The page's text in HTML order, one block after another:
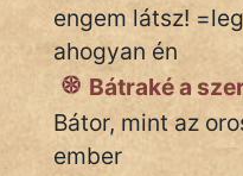
ÉLETMÓD
MAGYARSÁG
És
TÖRTÉNELEM
engem látsz!
ahogyan én
Bátraké a
Bátor, mint az
ember